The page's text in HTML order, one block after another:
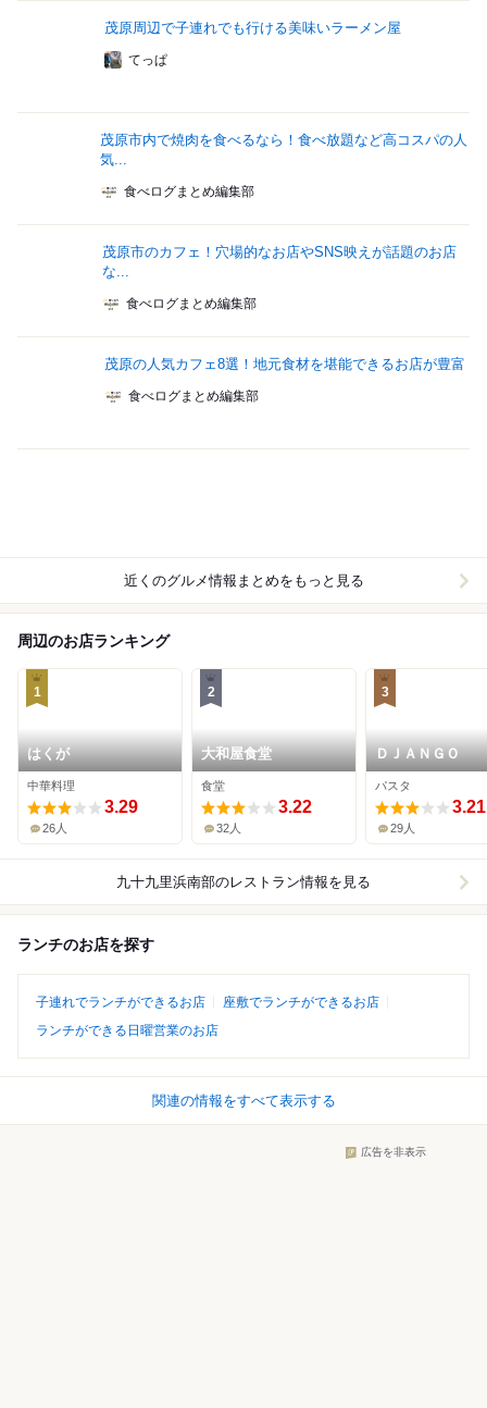
茂原周辺で子連れでも行ける美味いラーメン屋
てっぱ
茂原市内で焼肉を食べるなら！食べ放題など高コスパの人
気...
食べログまとめ編集部
茂原市のカフェ！穴場的なお店やSNS映えが話題のお店
な...
食べログまとめ編集部
茂原の人気カフェ8選！地元食材を堪能できるお店が豊富
食べログまとめ編集部
近くのグルメ情報まとめをもっと見る
周辺のお店ランキング
1
はくが
中華料理
3.29
26人
2
大和屋食堂
食堂
3.22
32人
3
ＤＪＡＮＧＯ
パスタ
3.21
29人
九十九里浜南部のレストラン情報を見る
ランチのお店を探す
子連れでランチができるお店
座敷でランチができるお店
ランチができる日曜営業のお店
関連の情報をすべて表示する
広告を非表示